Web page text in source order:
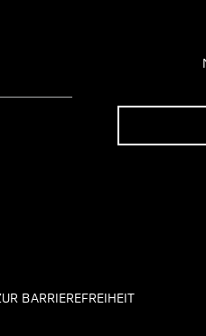
BARRIEREFREIHEIT